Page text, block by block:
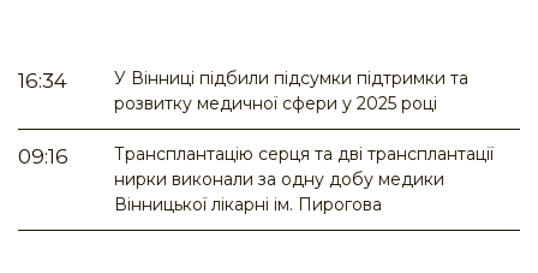
16:34
У Вінниці підбили підсумки підтримки та
розвитку медичної сфери у 2025 році
09:16
Трансплантацію серця та дві трансплантації
нирки виконали за одну добу медики
Вінницької лікарні ім. Пирогова